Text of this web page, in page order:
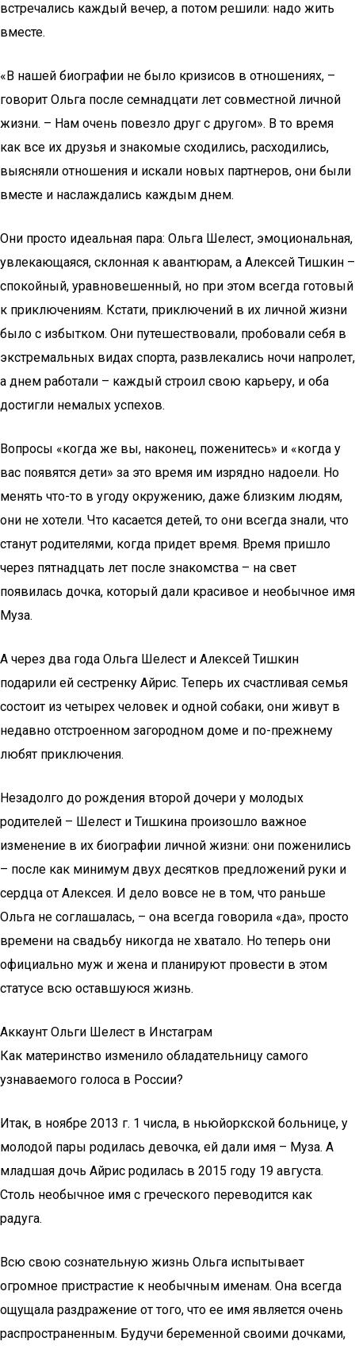
встречались каждый вечер, а потом решили: надо жить
вместе.
«В нашей биографии не было кризисов в отношениях, –
говорит Ольга после семнадцати лет совместной личной
жизни. – Нам очень повезло друг с другом». В то время
как все их друзья и знакомые сходились, расходились,
выясняли отношения и искали новых партнеров, они были
вместе и наслаждались каждым днем.
Они просто идеальная пара: Ольга Шелест, эмоциональная,
увлекающаяся, склонная к авантюрам, а Алексей Тишкин –
спокойный, уравновешенный, но при этом всегда готовый
к приключениям. Кстати, приключений в их личной жизни
было с избытком. Они путешествовали, пробовали себя в
экстремальных видах спорта, развлекались ночи напролет,
а днем работали – каждый строил свою карьеру, и оба
достигли немалых успехов.
Вопросы «когда же вы, наконец, поженитесь» и «когда у
вас появятся дети» за это время им изрядно надоели. Но
менять что-то в угоду окружению, даже близким людям,
они не хотели. Что касается детей, то они всегда знали, что
станут родителями, когда придет время. Время пришло
через пятнадцать лет после знакомства – на свет
появилась дочка, который дали красивое и необычное имя
Муза.
А через два года Ольга Шелест и Алексей Тишкин
подарили ей сестренку Айрис. Теперь их счастливая семья
состоит из четырех человек и одной собаки, они живут в
недавно отстроенном загородном доме и по-прежнему
любят приключения.
Незадолго до рождения второй дочери у молодых
родителей – Шелест и Тишкина произошло важное
изменение в их биографии личной жизни: они поженились
– после как минимум двух десятков предложений руки и
сердца от Алексея. И дело вовсе не в том, что раньше
Ольга не соглашалась, – она всегда говорила «да», просто
времени на свадьбу никогда не хватало. Но теперь они
официально муж и жена и планируют провести в этом
статусе всю оставшуюся жизнь.
Аккаунт Ольги Шелест в Инстаграм
Как материнство изменило обладательницу самого
узнаваемого голоса в России?
Итак, в ноябре 2013 г. 1 числа, в ньюйоркской больнице, у
молодой пары родилась девочка, ей дали имя – Муза. А
младшая дочь Айрис родилась в 2015 году 19 августа.
Столь необычное имя с греческого переводится как
радуга.
Всю свою сознательную жизнь Ольга испытывает
огромное пристрастие к необычным именам. Она всегда
ощущала раздражение от того, что ее имя является очень
распространенным. Будучи беременной своими дочками,